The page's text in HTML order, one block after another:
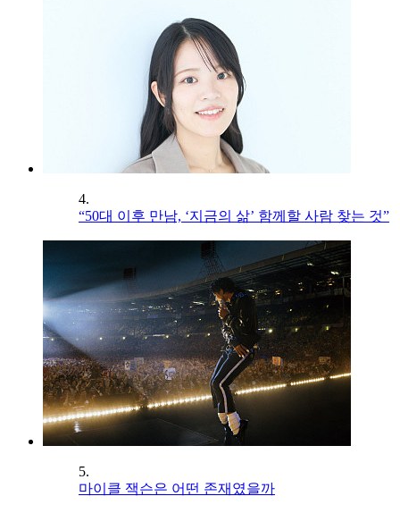
4.
“50대 이후 만남, ‘지금의 삶’ 함께할 사람 찾는 것”
5.
마이클 잭슨은 어떤 존재였을까